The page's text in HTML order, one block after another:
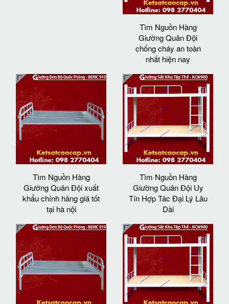
Tìm Nguồn Hàng
Giường Quân Đội
chống cháy an toàn
nhất hiện nay
Tìm Nguồn Hàng
Giường Quân Đội xuất
khẩu chính hãng giá tốt
tại hà nội
Tìm Nguồn Hàng
Giường Quân Đội Uy
Tín Hợp Tác Đại Lý Lâu
Dài